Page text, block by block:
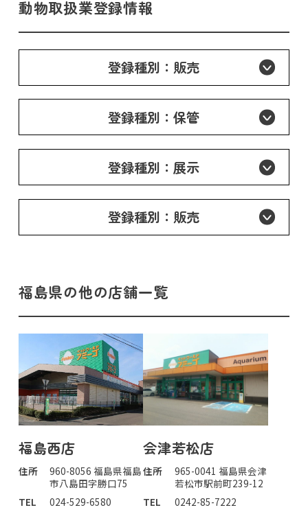
動物取扱業登録情報
登録種別：販売
登録種別：保管
登録種別：展示
登録種別：販売
福島県の他の店舗一覧
福島西店
住所
960-8056 福島県福島
市八島田字勝口75
TEL
024-529-6580
会津若松店
住所
965-0041 福島県会津
若松市駅前町239-12
TEL
0242-85-7222